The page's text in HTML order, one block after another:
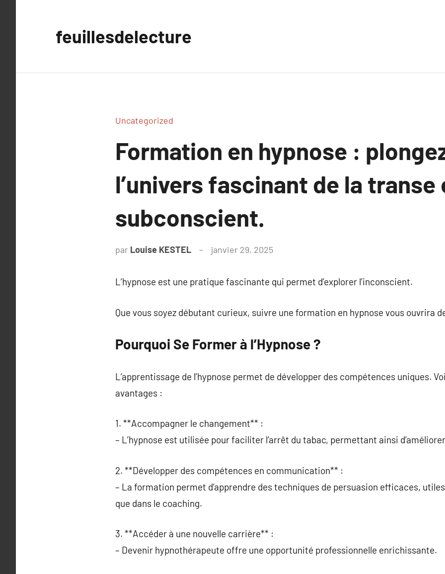
feuillesdelecture
Uncategorized
Formation en hypnose :
l’univers fascinant de la transe
subconscient.
par Louise KESTEL janvier 29, 2025
L’hypnose est une pratique fascinante qui permet d’explorer l’inconscient.
Que vous soyez débutant curieux, suivre une formation en hypnose vous ouvrira
Pourquoi Se Former à l’Hypnose ?
L’apprentissage de l’hypnose permet de développer des compétences uniques.
avantages :
1. **Accompagner le changement** :
– L’hypnose est utilisée pour faciliter l’arrêt du tabac, permettant ainsi
2. **Développer des compétences en communication** :
– La formation permet d’apprendre des techniques de persuasion efficaces,
que dans le coaching.
3. **Accéder à une nouvelle carrière** :
– Devenir hypnothérapeute offre une opportunité professionnelle enrichissante.